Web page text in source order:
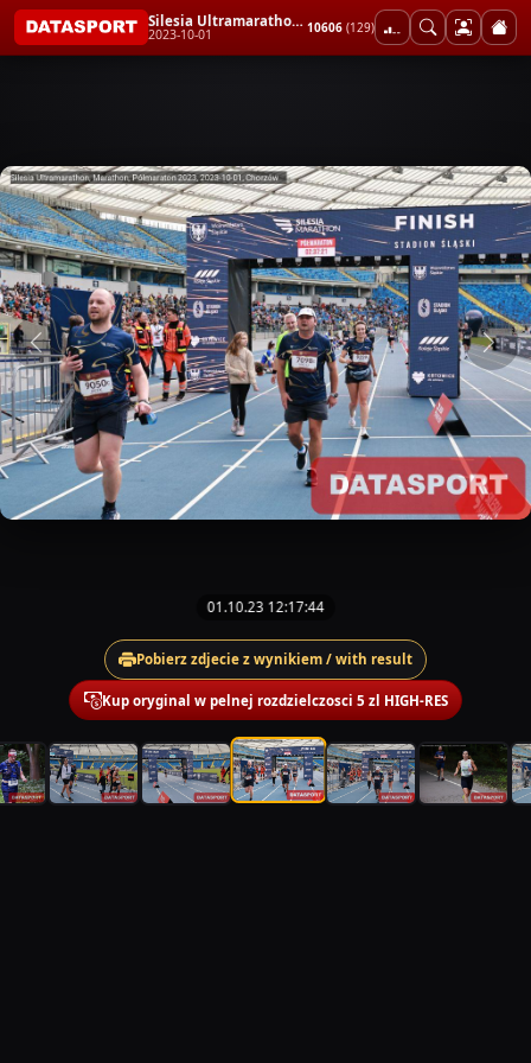
Silesia Ultramarathon, Marathon, Półmaraton 2023
2023-10-01 10606 (129)
01.10.23 12:17:44
Pobierz zdjecie z wynikiem / with result
Kup oryginal w pelnej rozdzielczosci 5 zl HIGH-RES